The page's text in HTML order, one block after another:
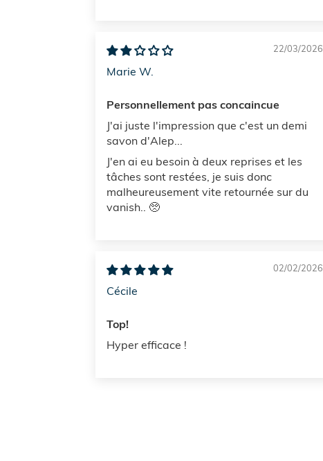
22/03/2026
Marie W.
Personnellement pas concaincue
J'ai juste l'impression que c'est un demi
savon d'Alep...
J'en ai eu besoin à deux reprises et les
tâches sont restées, je suis donc
malheureusement vite retournée sur du
vanish.. 🥺
02/02/2026
Cécile
Top!
Hyper efficace !